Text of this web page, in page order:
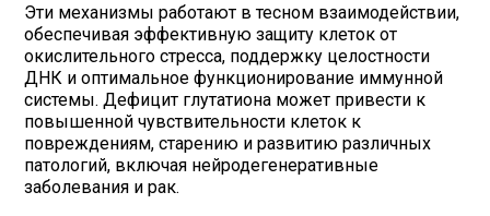
Эти механизмы работают в тесном взаимодействии,
обеспечивая эффективную защиту клеток от
окислительного стресса, поддержку целостности
ДНК и оптимальное функционирование иммунной
системы. Дефицит глутатиона может привести к
повышенной чувствительности клеток к
повреждениям, старению и развитию различных
патологий, включая нейродегенеративные
заболевания и рак.